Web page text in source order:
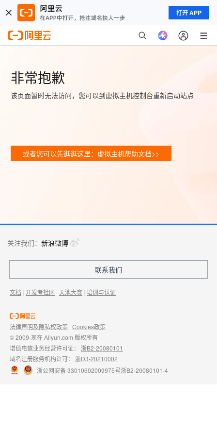
打开 APP
非常抱歉
该页面暂时无法访问，您可以到虚拟主机控制台重新启动站点
或者您可以先逛逛这里：虚拟主机帮助文档>>